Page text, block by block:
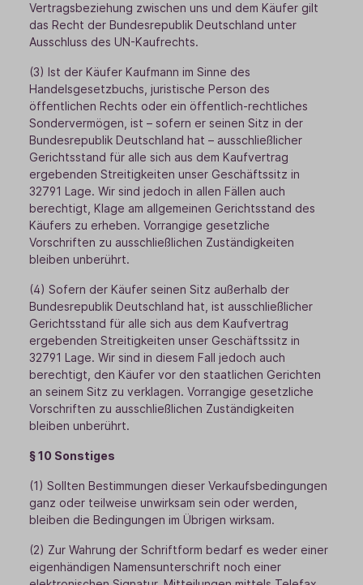
Vertragsbeziehung zwischen uns und dem Käufer gilt
das Recht der Bundesrepublik Deutschland unter
Ausschluss des UN-Kaufrechts.
(3) Ist der Käufer Kaufmann im Sinne des
Handelsgesetzbuchs, juristische Person des
öffentlichen Rechts oder ein öffentlich-rechtliches
Sondervermögen, ist – sofern er seinen Sitz in der
Bundesrepublik Deutschland hat – ausschließlicher
Gerichtsstand für alle sich aus dem Kaufvertrag
ergebenden Streitigkeiten unser Geschäftssitz in
32791 Lage. Wir sind jedoch in allen Fällen auch
berechtigt, Klage am allgemeinen Gerichtsstand des
Käufers zu erheben. Vorrangige gesetzliche
Vorschriften zu ausschließlichen Zuständigkeiten
bleiben unberührt.
(4) Sofern der Käufer seinen Sitz außerhalb der
Bundesrepublik Deutschland hat, ist ausschließlicher
Gerichtsstand für alle sich aus dem Kaufvertrag
ergebenden Streitigkeiten unser Geschäftssitz in
32791 Lage. Wir sind in diesem Fall jedoch auch
berechtigt, den Käufer vor den staatlichen Gerichten
an seinem Sitz zu verklagen. Vorrangige gesetzliche
Vorschriften zu ausschließlichen Zuständigkeiten
bleiben unberührt.
§ 10 Sonstiges
(1) Sollten Bestimmungen dieser Verkaufsbedingungen
ganz oder teilweise unwirksam sein oder werden,
bleiben die Bedingungen im Übrigen wirksam.
(2) Zur Wahrung der Schriftform bedarf es weder einer
eigenhändigen Namensunterschrift noch einer